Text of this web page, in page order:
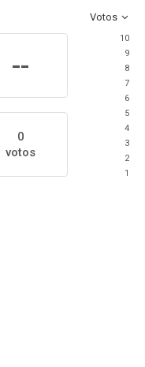
Votos
--
0
votos
10
9
8
7
6
5
4
3
2
1